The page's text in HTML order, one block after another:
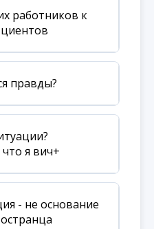
работников к
правды?
я вич+
- не основание